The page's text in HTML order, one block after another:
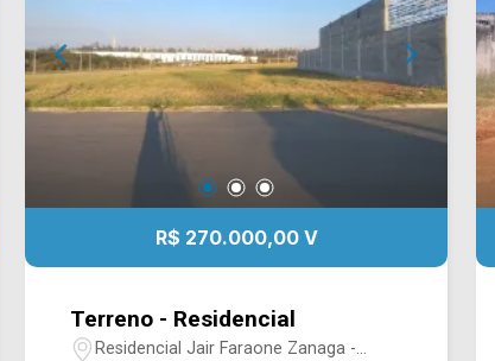
R$ 270.000,00 V
Terreno - Residencial
Residencial Jair Faraone Zanaga -